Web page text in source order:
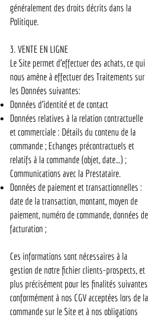
généralement des droits décrits dans la
Politique.
3. VENTE EN LIGNE
Le Site permet d’effectuer des achats, ce qui
nous amène à effectuer des Traitements sur
les Données suivantes:
Données d’identité et de contact
Données relatives à la relation contractuelle
et commerciale : Détails du contenu de la
commande ; Echanges précontractuels et
relatifs à la commande (objet, date…) ;
Communications avec la Prestataire.
Données de paiement et transactionnelles :
date de la transaction, montant, moyen de
paiement, numéro de commande, données de
facturation ;
Ces informations sont nécessaires à la
gestion de notre fichier clients-prospects, et
plus précisément pour les finalités suivantes
conformément à nos CGV acceptées lors de la
commande sur le Site et à nos obligations